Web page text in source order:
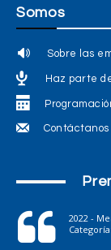
Somos
Sobre las
Haz parte
Contáctanos
2022 -